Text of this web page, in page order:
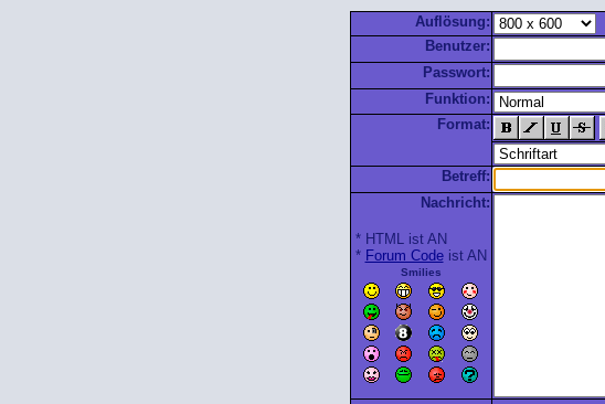
Auflösung:
Benutzer:
Passwort:
Funktion:
Format:
Betreff:
Nachricht:
* HTML ist AN
* Forum Codeist AN
Smilies